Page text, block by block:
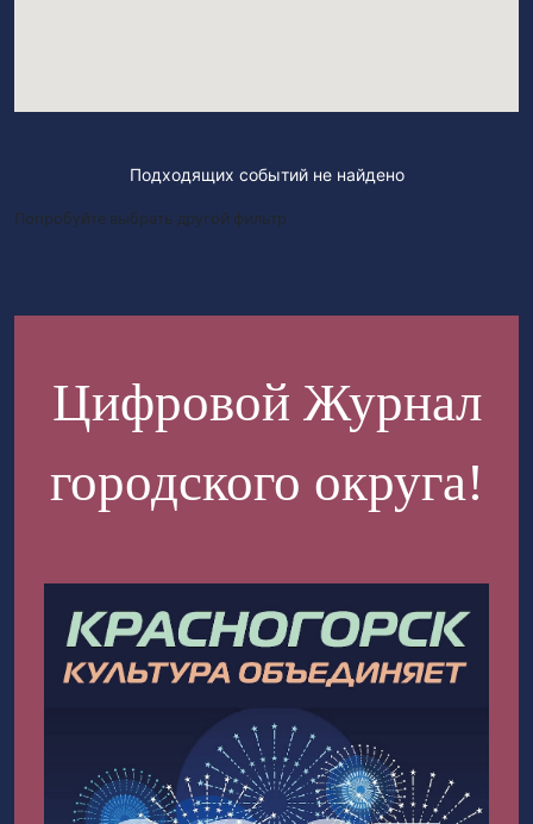
Подходящих событий не найдено
Попробуйте выбрать другой фильтр
Цифровой Журнал
городского округа!